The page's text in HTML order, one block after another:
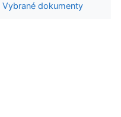
Vybrané dokumenty